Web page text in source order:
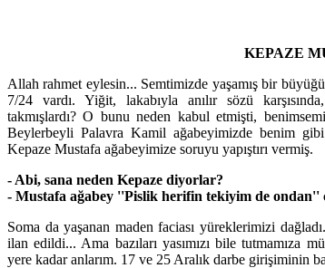
KEPAZE
Allah rahmet eylesin... Semtimizde yaşamış bir
7/24 vardı. Yiğit, lakabıyla anılır sözü
takmışlardı? O bunu neden kabul etmişti,
Beylerbeyli Palavra Kamil ağabeyimizde benim
Kepaze Mustafa ağabeyimize soruyu yapıştırı vermiş.
- Abi, sana neden Kepaze diyorlar?
- Mustafa ağabey ''Pislik herifin tekiyim de ondan''
Soma da yaşanan maden faciası yüreklerimizi
ilan edildi... Ama bazıları yasımızı bile tutmamıza
yere kadar anlarım. 17 ve 25 Aralık darbe girişiminin